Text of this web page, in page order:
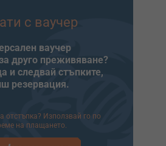
с ваучер
ваучер
друго преживяване?
и следвай стъпките,
резервация.
отстъпка? Използвай го по
на плащането.